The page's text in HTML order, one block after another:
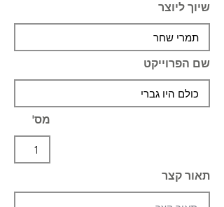
שיוך ליוצר
שם הפרוייקט
מס'
תאור קצר